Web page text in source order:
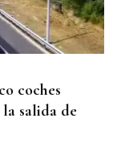
en la
coches
salida de